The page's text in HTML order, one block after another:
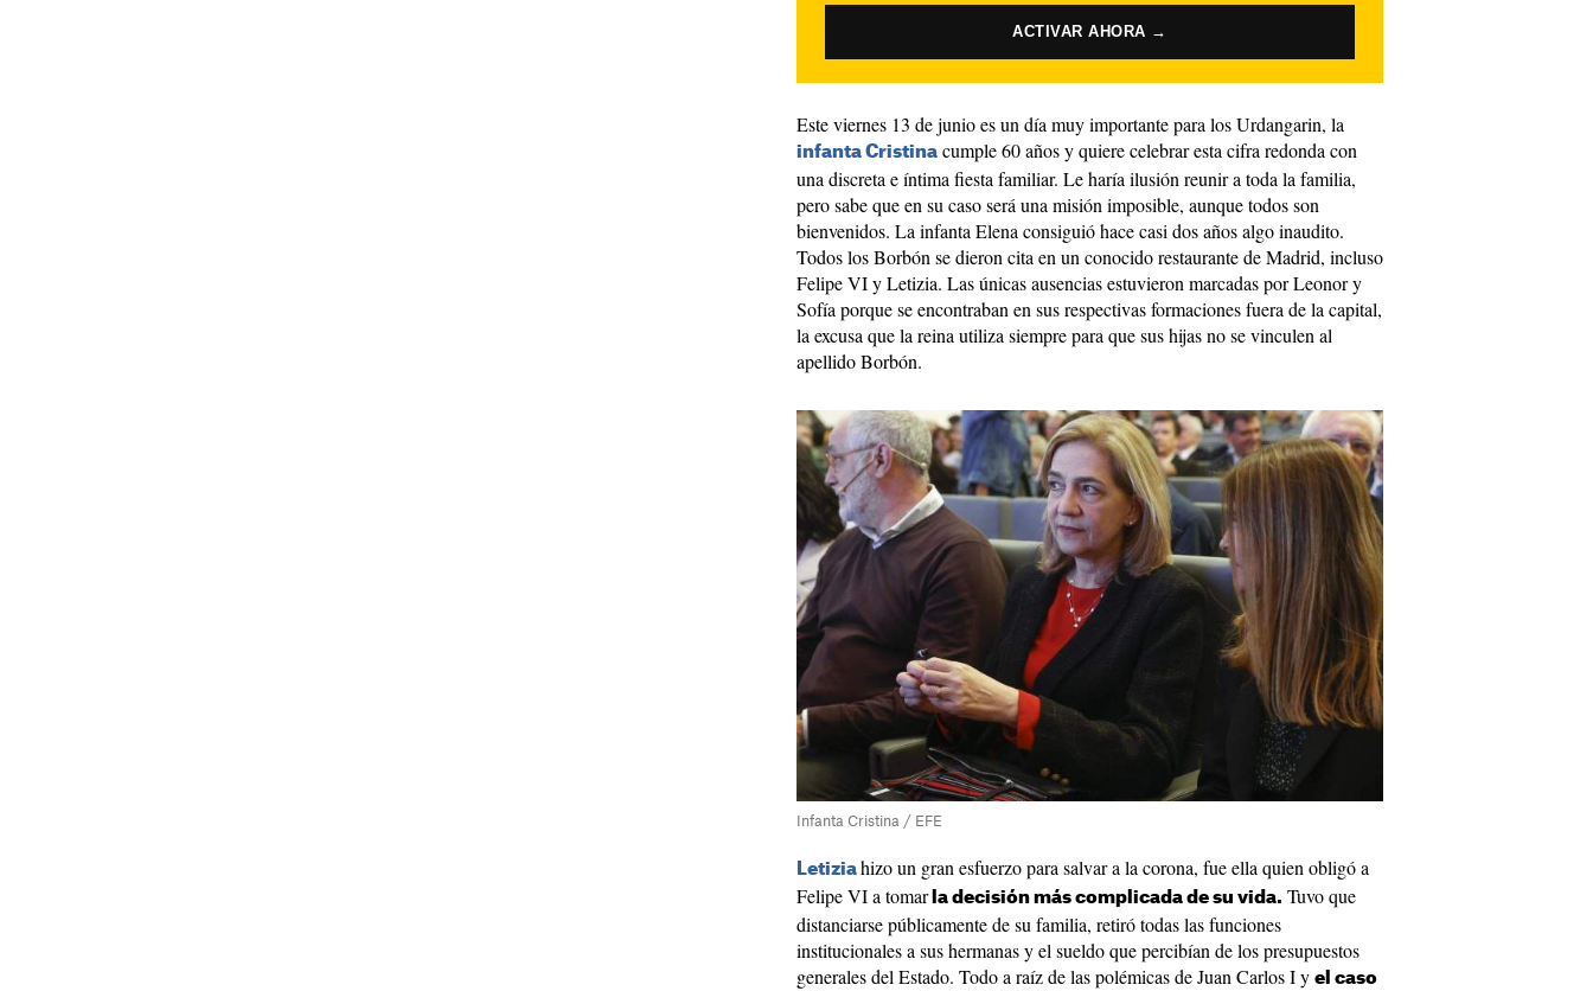
ACTIVAR AHORA →
Este viernes 13 de junio es un día muy importante para los Urdangarin, la
infanta Cristina cumple 60 años y quiere celebrar esta cifra redonda con
una discreta e íntima fiesta familiar. Le haría ilusión reunir a toda la familia,
pero sabe que en su caso será una misión imposible, aunque todos son
bienvenidos. La infanta Elena consiguió hace casi dos años algo inaudito.
Todos los Borbón se dieron cita en un conocido restaurante de Madrid, incluso
Felipe VI y Letizia. Las únicas ausencias estuvieron marcadas por Leonor y
Sofía porque se encontraban en sus respectivas formaciones fuera de la capital,
la excusa que la reina utiliza siempre para que sus hijas no se vinculen al
apellido Borbón.
Infanta Cristina / EFE
Letizia hizo un gran esfuerzo para salvar a la corona, fue ella quien obligó a
Felipe VI a tomarla decisión más complicada de su vida. Tuvo que
distanciarse públicamente de su familia, retiró todas las funciones
institucionales a sus hermanas y el sueldo que percibían de los presupuestos
generales del Estado. Todo a raíz de las polémicas de Juan Carlos I y el caso